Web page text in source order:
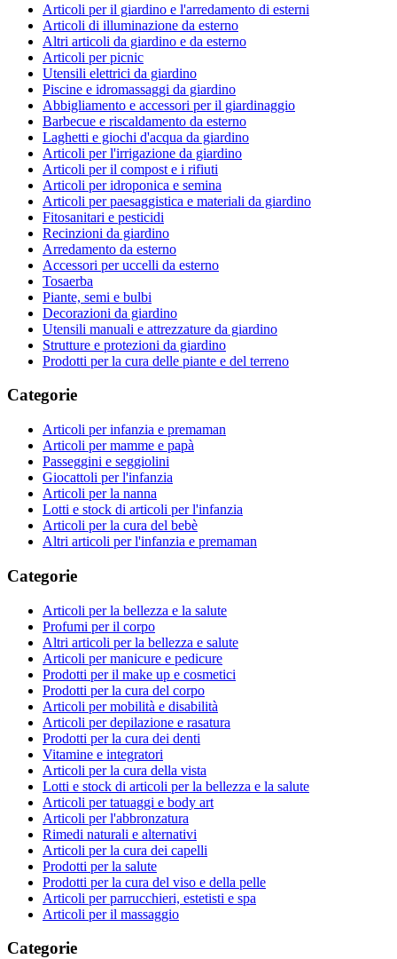
Articoli per il giardino e l'arredamento di esterni
Articoli di illuminazione da esterno
Altri articoli da giardino e da esterno
Articoli per picnic
Utensili elettrici da giardino
Piscine e idromassaggi da giardino
Abbigliamento e accessori per il giardinaggio
Barbecue e riscaldamento da esterno
Laghetti e giochi d'acqua da giardino
Articoli per l'irrigazione da giardino
Articoli per il compost e i rifiuti
Articoli per idroponica e semina
Articoli per paesaggistica e materiali da giardino
Fitosanitari e pesticidi
Recinzioni da giardino
Arredamento da esterno
Accessori per uccelli da esterno
Tosaerba
Piante, semi e bulbi
Decorazioni da giardino
Utensili manuali e attrezzature da giardino
Strutture e protezioni da giardino
Prodotti per la cura delle piante e del terreno
Categorie
Articoli per infanzia e premaman
Articoli per mamme e papà
Passeggini e seggiolini
Giocattoli per l'infanzia
Articoli per la nanna
Lotti e stock di articoli per l'infanzia
Articoli per la cura del bebè
Altri articoli per l'infanzia e premaman
Categorie
Articoli per la bellezza e la salute
Profumi per il corpo
Altri articoli per la bellezza e salute
Articoli per manicure e pedicure
Prodotti per il make up e cosmetici
Prodotti per la cura del corpo
Articoli per mobilità e disabilità
Articoli per depilazione e rasatura
Prodotti per la cura dei denti
Vitamine e integratori
Articoli per la cura della vista
Lotti e stock di articoli per la bellezza e la salute
Articoli per tatuaggi e body art
Articoli per l'abbronzatura
Rimedi naturali e alternativi
Articoli per la cura dei capelli
Prodotti per la salute
Prodotti per la cura del viso e della pelle
Articoli per parrucchieri, estetisti e spa
Articoli per il massaggio
Categorie